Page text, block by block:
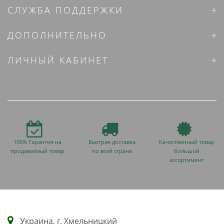
СЛУЖБА ПОДДЕРЖКИ
ДОПОЛНИТЕЛЬНО
ЛИЧНЫЙ КАБИНЕТ
100% Гарантия на
продаваемый товар
Быстрая доставка
по всей стране
Качественный товар
большой
ассортимент
Украина, г. Хмельницкий